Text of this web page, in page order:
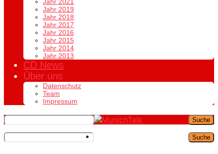
Jahr 2019
Jahr 2018
Jahr 2017
Jahr 2016
Jahr 2015
Jahr 2014
Jahr 2013
CD News
Über uns
Datenschutz
Team
Impressum
Suche
Suche